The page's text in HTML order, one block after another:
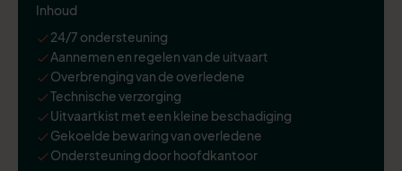
Inhoud
24/7 ondersteuning
Aannemen en regelen van de uitvaart
Overbrenging van de overledene
Technische verzorging
Uitvaartkist met een kleine beschadiging
Gekoelde bewaring van overledene
Ondersteuning door hoofdkantoor